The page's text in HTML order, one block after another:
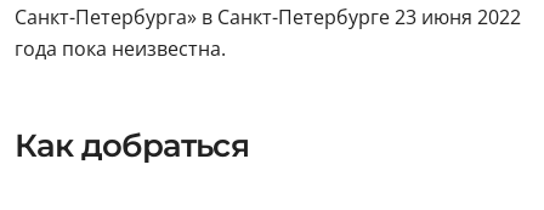
Санкт-Петербурга» в Санкт-Петербурге 23 июня 2022
года пока неизвестна.
Как добраться